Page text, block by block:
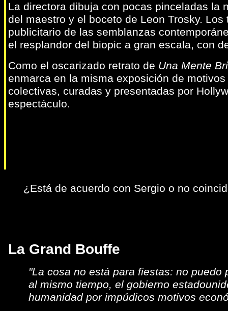
La directora dibuja con pocas pinceladas la
del maestro y el boceto de Leon Trosky.
publicitario de las semblanzas
el resplandor del biopic a gran escala, con
Como el oscarizado retrato de Una Mente
enmarca en la misma exposición de
colectivas, curadas y presentadas por
espectáculo.
¿Está de acuerdo con Sergio o no
La Grand Bouffe
"La cosa no está para fiestas: no
al mismo tiempo, el gobierno
humanidad por impúdicos motivos